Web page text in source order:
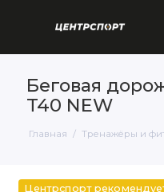
Беговая
T40 NEW
Главная Тренажёры и
Центрспорт